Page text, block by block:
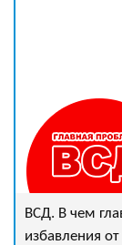
ВСД. В чем
избавления